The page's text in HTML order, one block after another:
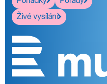
Živé vysílání